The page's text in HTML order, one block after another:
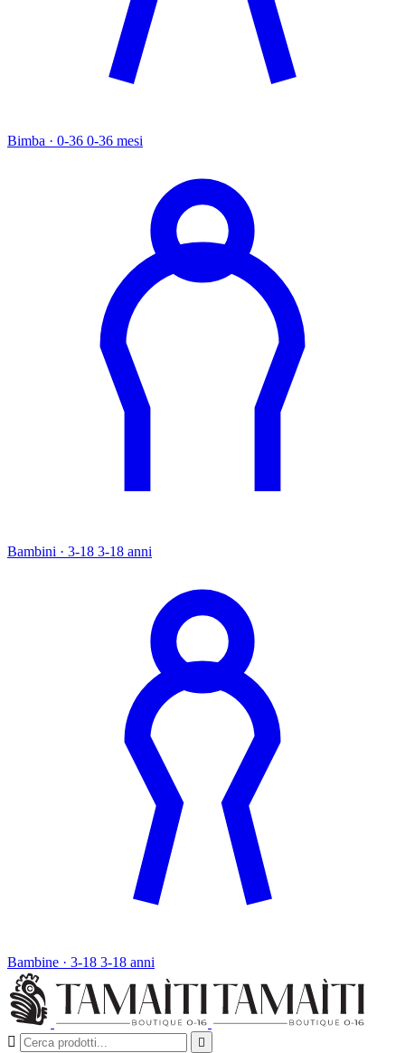
Bimba · 0-36 0-36 mesi
Bambini · 3-18 3-18 anni
Bambine · 3-18 3-18 anni
 